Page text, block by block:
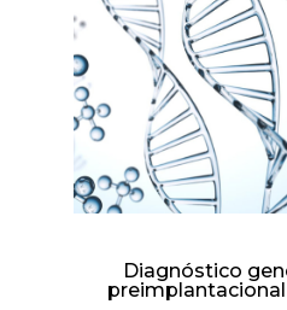
Diagnóstico
preimplantacional